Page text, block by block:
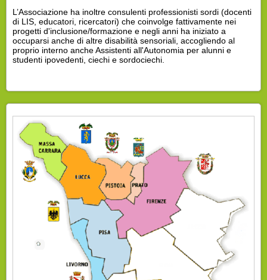
L’Associazione ha inoltre consulenti professionisti sordi (docenti
di LIS, educatori, ricercatori) che coinvolge fattivamente nei
progetti d'inclusione/formazione e negli anni ha iniziato a
occuparsi anche di altre disabilità sensoriali, accogliendo al
proprio interno anche Assistenti all'Autonomia per alunni e
studenti ipovedenti, ciechi e sordociechi.